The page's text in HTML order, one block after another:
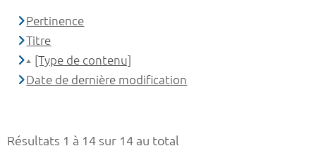
Résultats 1 à 14 sur 14 au total
Pertinence
Titre
[Type de contenu]
Date de dernière modification